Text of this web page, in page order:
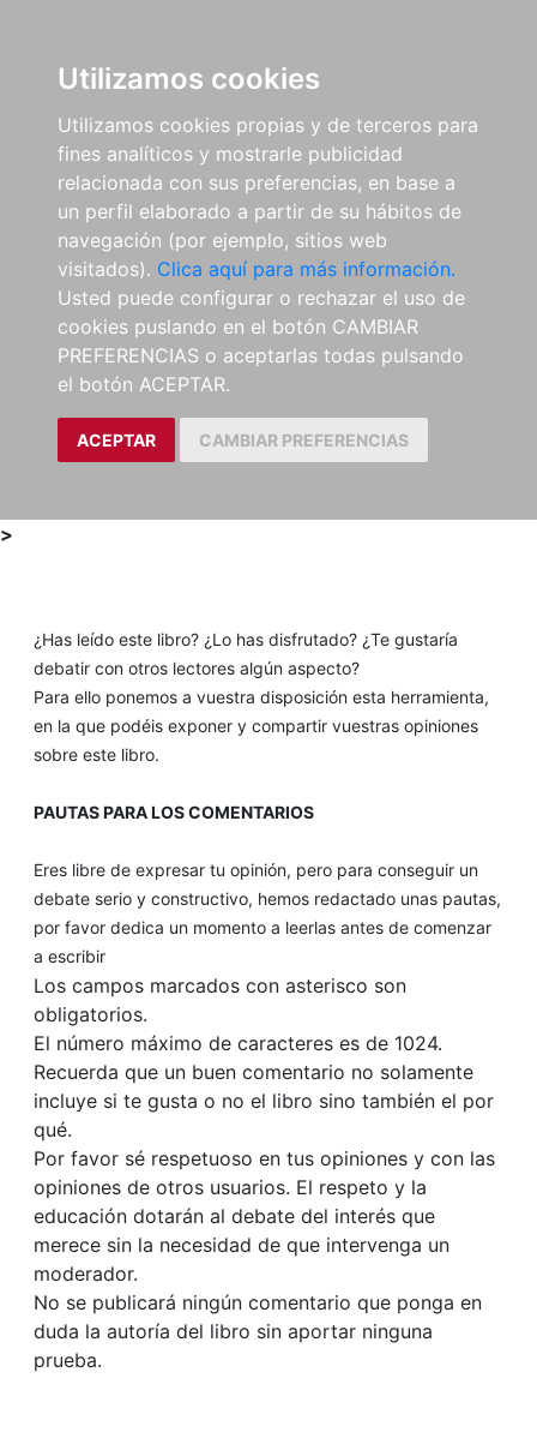
Utilizamos cookies
Utilizamos cookies propias y de terceros para
fines analíticos y mostrarle publicidad
relacionada con sus preferencias, en base a
un perfil elaborado a partir de su hábitos de
navegación (por ejemplo, sitios web
visitados). Clica aquí para más información.
Usted puede configurar o rechazar el uso de
cookies puslando en el botón CAMBIAR
PREFERENCIAS o aceptarlas todas pulsando
el botón ACEPTAR.
ACEPTAR CAMBIAR PREFERENCIAS
>
¿Has leído este libro? ¿Lo has disfrutado? ¿Te gustaría
debatir con otros lectores algún aspecto?
Para ello ponemos a vuestra disposición esta herramienta,
en la que podéis exponer y compartir vuestras opiniones
sobre este libro.
PAUTAS PARA LOS COMENTARIOS
Eres libre de expresar tu opinión, pero para conseguir un
debate serio y constructivo, hemos redactado unas pautas,
por favor dedica un momento a leerlas antes de comenzar
a escribir
Los campos marcados con asterisco son
obligatorios.
El número máximo de caracteres es de 1024.
Recuerda que un buen comentario no solamente
incluye si te gusta o no el libro sino también el por
qué.
Por favor sé respetuoso en tus opiniones y con las
opiniones de otros usuarios. El respeto y la
educación dotarán al debate del interés que
merece sin la necesidad de que intervenga un
moderador.
No se publicará ningún comentario que ponga en
duda la autoría del libro sin aportar ninguna
prueba.